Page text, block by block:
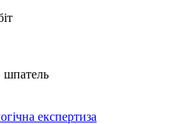
шпатель
експертиза